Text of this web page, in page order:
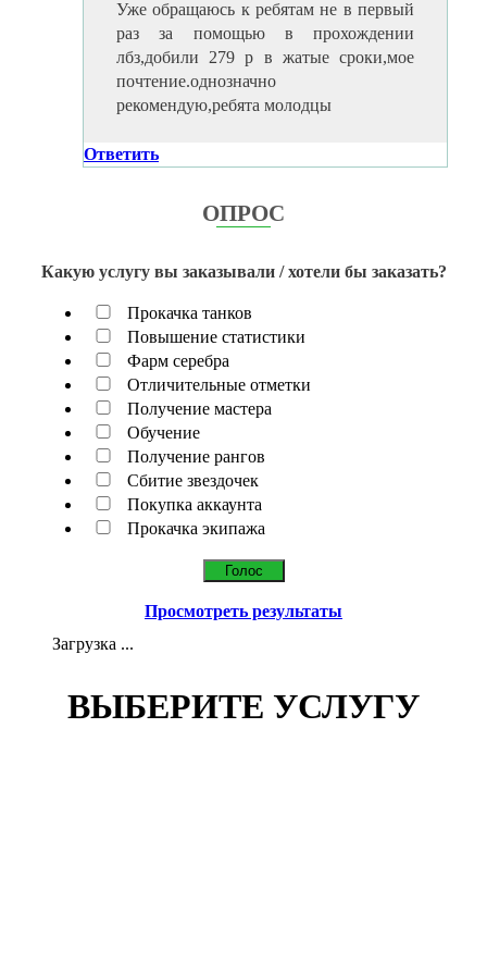
Уже обращаюсь к ребятам не в первый
раз за помощью в прохождении
лбз,добили 279 р в жатые сроки,мое
почтение.однозначно
рекомендую,ребята молодцы
Ответить
ОПРОС
Какую услугу вы заказывали / хотели бы заказать?
Прокачка танков
Повышение статистики
Фарм серебра
Отличительные отметки
Получение мастера
Обучение
Получение рангов
Сбитие звездочек
Покупка аккаунта
Прокачка экипажа
Просмотреть результаты
Загрузка ...
ВЫБЕРИТЕ УСЛУГУ